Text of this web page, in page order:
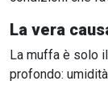
La vera
La muffa è solo il
profondo: